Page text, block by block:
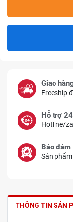
Giao
Freeship
Hỗ trợ
Hotline/
Bảo
Sản
THÔNG TIN SẢN